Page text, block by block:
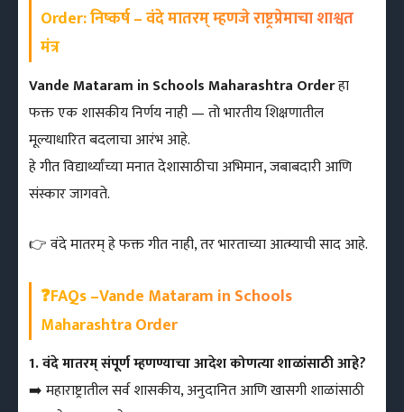
Order: निष्कर्ष – वंदे मातरम् म्हणजे राष्ट्रप्रेमाचा शाश्वत
मंत्र
Vande Mataram in Schools Maharashtra Orderहा
फक्त एक शासकीय निर्णय नाही — तो भारतीय शिक्षणातील
मूल्याधारित बदलाचा आरंभ आहे.
हे गीत विद्यार्थ्यांच्या मनात देशासाठीचा अभिमान, जबाबदारी आणि
संस्कार जागवते.
👉 वंदे मातरम् हे फक्त गीत नाही, तर भारताच्या आत्म्याची साद आहे.
❓FAQs –Vande Mataram in Schools
Maharashtra Order
1. वंदे मातरम् संपूर्ण म्हणण्याचा आदेश कोणत्या शाळांसाठी आहे?
➡️ महाराष्ट्रातील सर्व शासकीय, अनुदानित आणि खासगी शाळांसाठी